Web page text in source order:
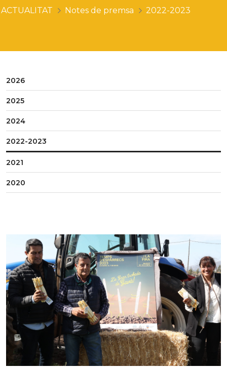
ACTUALITAT Notes de premsa 2022-2023
2026
2025
2024
2022-2023
2021
2020